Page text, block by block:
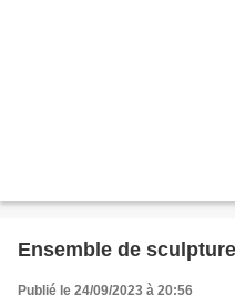
Ensemble de
Publié le 24/09/2023 à 20:56